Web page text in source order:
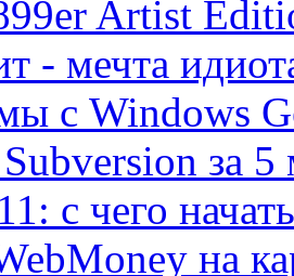
Artist
- мечта
с Windows
за 5
с чего начать
на